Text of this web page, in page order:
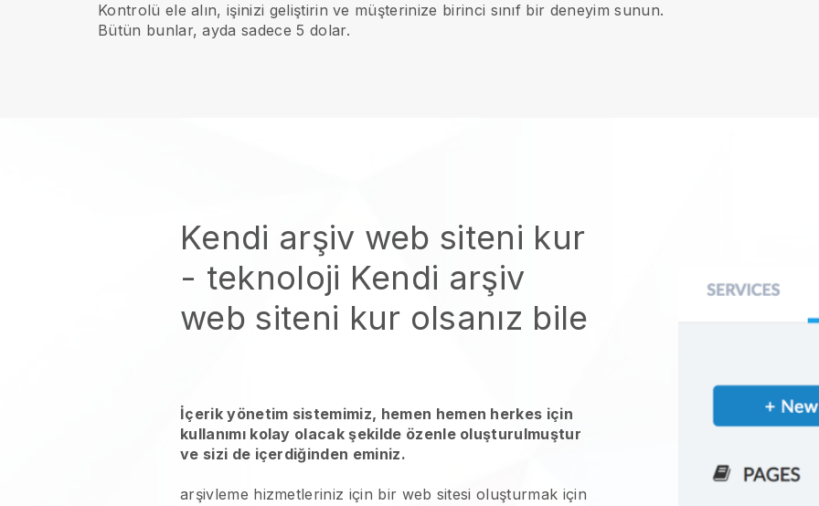
Kontrolü ele alın, işinizi geliştirin ve müşterinize birinci sınıf bir deneyim sunun.
Bütün bunlar, ayda sadece 5 dolar.
Kendi arşiv web siteni kur
- teknoloji Kendi arşiv
web siteni kur olsanız bile
İçerik yönetim sistemimiz, hemen hemen herkes için
kullanımı kolay olacak şekilde özenle oluşturulmuştur
ve sizi de içerdiğinden eminiz.
arşivleme hizmetleriniz için bir web sitesi oluşturmak için